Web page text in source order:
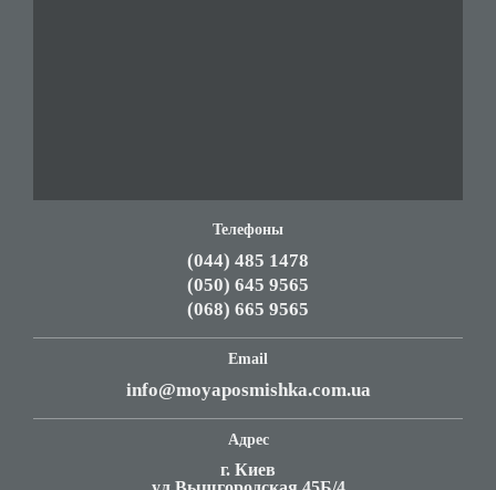
Телефоны
(044) 485 1478
(050) 645 9565
(068) 665 9565
Email
info@moyaposmishka.com.ua
Адрес
г. Киев